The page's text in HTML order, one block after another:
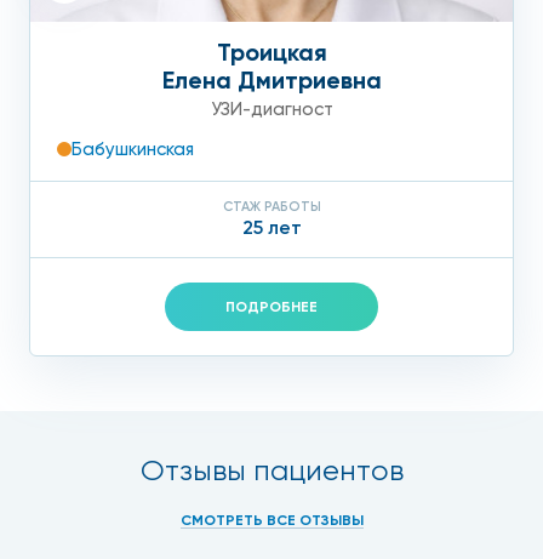
Троицкая
Елена Дмитриевна
УЗИ-диагност
Бабушкинская
СТАЖ РАБОТЫ
25 лет
ПОДРОБНЕЕ
Отзывы пациентов
СМОТРЕТЬ ВСЕ ОТЗЫВЫ